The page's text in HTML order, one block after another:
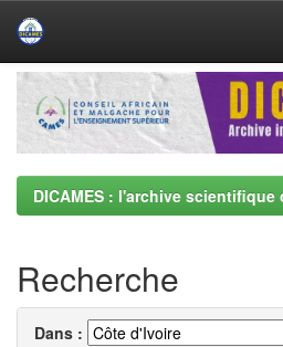
Skip
navigation
DICAMES : l'archive scientifique
Recherche
Dans :